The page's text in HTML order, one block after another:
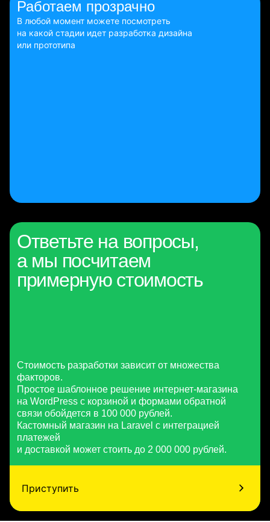
Работаем прозрачно
В любой момент можете посмотреть
на какой стадии идет разработка дизайна
или прототипа
Ответьте на вопросы,
а мы посчитаем
примерную стоимость
Стоимость разработки зависит от множества
факторов.
Простое шаблонное решение интернет-магазина
на WordPress с корзиной и формами обратной
связи обойдется в 100 000 рублей.
Кастомный магазин на Laravel с интеграцией
платежей
и доставкой может стоить до 2 000 000 рублей.
Приступить